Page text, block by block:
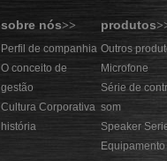
sobre nós>> produtos
Perfil de companhia
O conceito de
gestão
Cultura Corporativa
história
Outros
Microfone
Série de
som
Speaker